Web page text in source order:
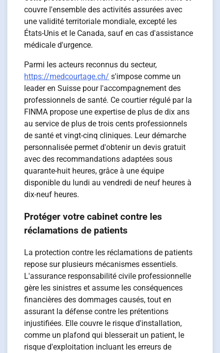
couvre l'ensemble des activités assurées avec
une validité territoriale mondiale, excepté les
États-Unis et le Canada, sauf en cas d'assistance
médicale d'urgence.
Parmi les acteurs reconnus du secteur,
https://medcourtage.ch/ s'impose comme un
leader en Suisse pour l'accompagnement des
professionnels de santé. Ce courtier régulé par la
FINMA propose une expertise de plus de dix ans
au service de plus de trois cents professionnels
de santé et vingt-cinq cliniques. Leur démarche
personnalisée permet d'obtenir un devis gratuit
avec des recommandations adaptées sous
quarante-huit heures, grâce à une équipe
disponible du lundi au vendredi de neuf heures à
dix-neuf heures.
Protéger votre cabinet contre les
réclamations de patients
La protection contre les réclamations de patients
repose sur plusieurs mécanismes essentiels.
L'assurance responsabilité civile professionnelle
gère les sinistres et assume les conséquences
financières des dommages causés, tout en
assurant la défense contre les prétentions
injustifiées. Elle couvre le risque d'installation,
comme un plafond qui blesserait un patient, le
risque d'exploitation incluant les erreurs de